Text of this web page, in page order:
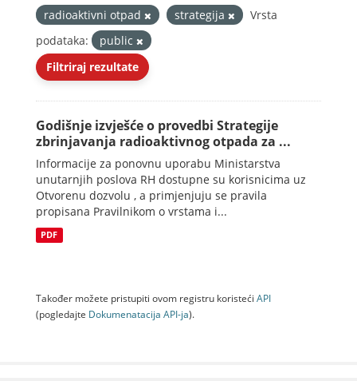
radioaktivni otpad
strategija
Vrsta
podataka:
public
Filtriraj rezultate
Godišnje izvješće o provedbi Strategije
zbrinjavanja radioaktivnog otpada za ...
Informacije za ponovnu uporabu Ministarstva
unutarnjih poslova RH dostupne su korisnicima uz
Otvorenu dozvolu , a primjenjuju se pravila
propisana Pravilnikom o vrstama i...
PDF
Također možete pristupiti ovom registru koristeći API
(pogledajte Dokumenаtаcijа API-jа).